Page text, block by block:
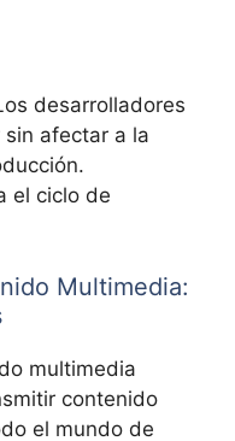
desarrolladores
afectar a la
el ciclo de
Multimedia:
multimedia
contenido
el mundo de